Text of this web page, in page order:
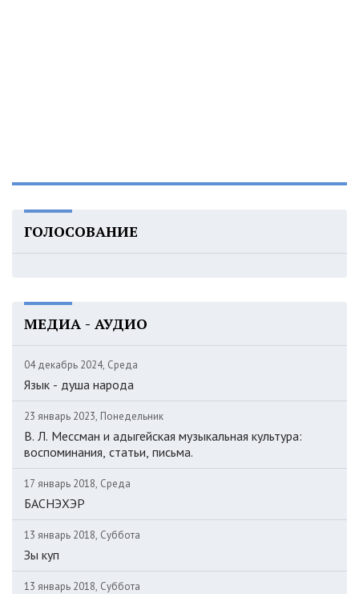
ГОЛОСОВАНИЕ
МЕДИА - АУДИО
04 декабрь 2024, Среда
Язык - душа народа
23 январь 2023, Понедельник
В. Л. Мессман и адыгейская музыкальная культура:
воспоминания, статьи, письма.
17 январь 2018, Среда
БАСНЭХЭР
13 январь 2018, Суббота
Зы куп
13 январь 2018, Суббота